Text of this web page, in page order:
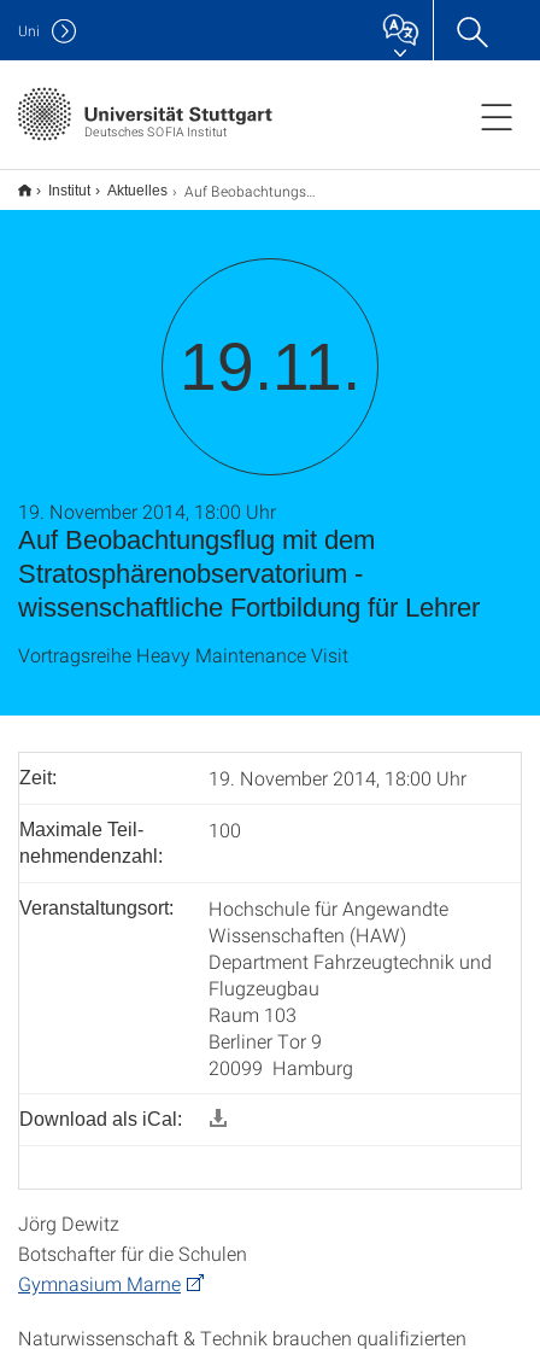
Deutsches SOFIA Institut
Uni
Institut Aktuelles Auf Beobachtungsflug mit dem Stratosphärenobservatorium - wissenschaftliche Fortbildung für Lehrer
19.11.
Auf Beobachtungsflug mit dem
Stratosphärenobservatorium -
wissenschaftliche Fortbildung für Lehrer
19. November 2014, 18:00 Uhr
Vortragsreihe Heavy Maintenance Visit
Zeit: 19. November 2014, 18:00 Uhr
Maximale Teil­
nehmenden­zahl:
100
Veranstaltungsort:
Hochschule für Angewandte
Wissenschaften (HAW)
Department Fahrzeugtechnik und
Flugzeugbau
Raum 103
Berliner Tor 9
20099 Hamburg
Download als iCal:
Jörg Dewitz
Botschafter für die Schulen
Gymnasium Marne
Naturwissenschaft & Technik brauchen qualifizierten